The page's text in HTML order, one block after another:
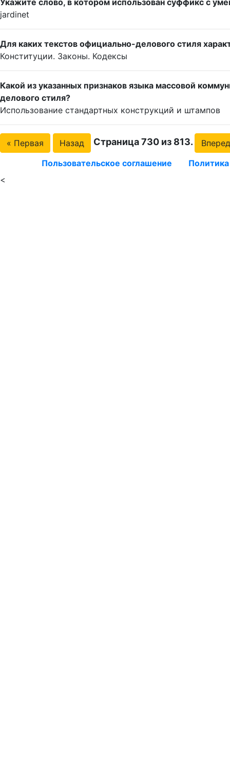
Укажите слово, в котором использован суффикс с
jardinet
Для каких текстов официально-делового стиля
Конституции. Законы. Кодексы
Какой из указанных признаков языка массовой
делового стиля?
Использование стандартных конструкций и штампов
« Первая Назад Страница 730 из 813.
Вперед
Пользовательское соглашение
<